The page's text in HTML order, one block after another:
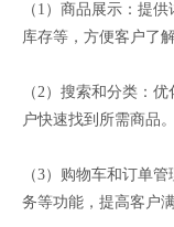
（1）商品展示：提
库存等，方便客户了解
（2）搜索和分类：
户快速找到所需商品。
（3）购物车和订单
务等功能，提高客户满